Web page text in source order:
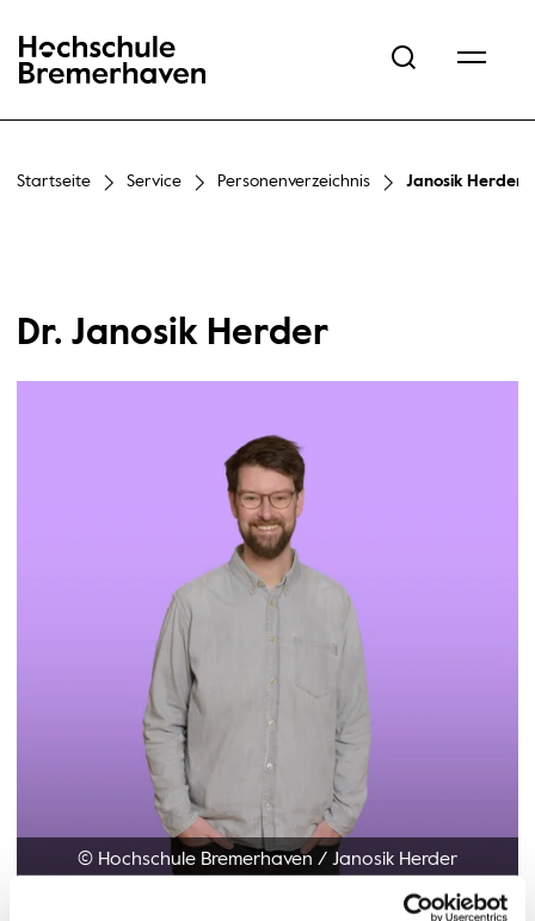
Hochschule Bremerhaven
Startseite Service Personenverzeichnis Janosik Herder
Dr. Janosik Herder
© Hochschule Bremerhaven / Janosik Herder